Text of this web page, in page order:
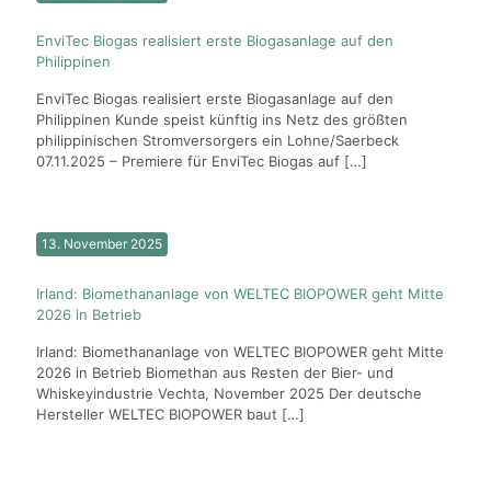
EnviTec Biogas realisiert erste Biogasanlage auf den
Philippinen
EnviTec Biogas realisiert erste Biogasanlage auf den
Philippinen Kunde speist künftig ins Netz des größten
philippinischen Stromversorgers ein Lohne/Saerbeck
07.11.2025 – Premiere für EnviTec Biogas auf […]
13. November 2025
Irland: Biomethananlage von WELTEC BIOPOWER geht Mitte
2026 in Betrieb
Irland: Biomethananlage von WELTEC BIOPOWER geht Mitte
2026 in Betrieb Biomethan aus Resten der Bier- und
Whiskeyindustrie Vechta, November 2025 Der deutsche
Hersteller WELTEC BIOPOWER baut […]